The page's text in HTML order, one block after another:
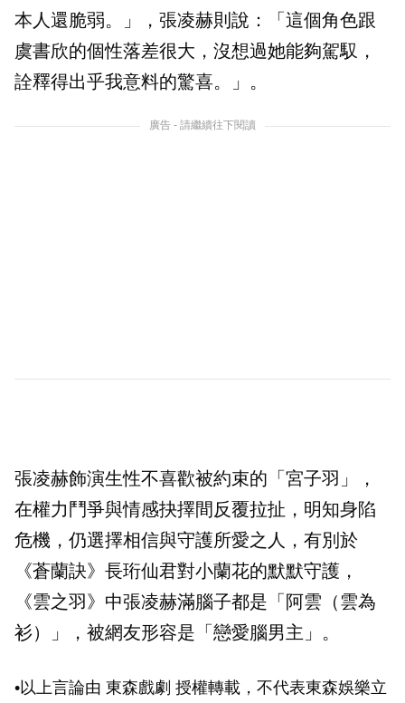
本人還脆弱。」，張凌赫則說：「這個角色跟
虞書欣的個性落差很大，沒想過她能夠駕馭，
詮釋得出乎我意料的驚喜。」。
廣告 - 請繼續往下閱讀
張凌赫飾演生性不喜歡被約束的「宮子羽」，
在權力鬥爭與情感抉擇間反覆拉扯，明知身陷
危機，仍選擇相信與守護所愛之人，有別於
《蒼蘭訣》長珩仙君對小蘭花的默默守護，
《雲之羽》中張凌赫滿腦子都是「阿雲（雲為
衫）」，被網友形容是「戀愛腦男主」。
•以上言論由 東森戲劇 授權轉載，不代表東森娛樂立